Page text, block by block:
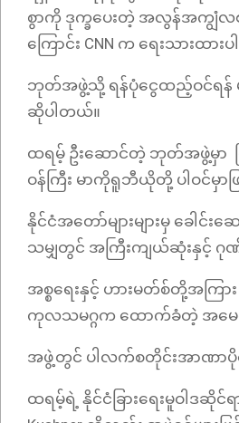
စွာကို ဒုက္ခပေးတဲ့ အလွန်အကျွံလစာ
ကြောင်း CNN က ရေးသားထား
ဘုတ်အဖွဲ့သို့ ရန်ပုံငွေထည့်ဝင်ရန်
ဆိုပါတယ်။
ထရမ့် ဦးဆောင်တဲ့ ဘုတ်အဖွဲ့မှာ ဗြိ
ဝန်ကြီး မာကိုရူဘီယိုတို့ ပါဝင်မှာ
နိုင်ငံအတော်များများမှ ခေါင်
သမျှတွင် အကြီးကျယ်ဆုံးနှင့် ဂု
အစ္စရေးနှင့် ဟားမတ်စ်တို့အကြာ
ကုလသမဂ္ဂက ထောက်ခံတဲ့ အမေ
အဖွဲ့တွင် ပါလက်စတိုင်းအာဏာပို
ထရမ့်ရဲ့ နိုင်ငံခြားရေးမူဝါဒဆိုင်